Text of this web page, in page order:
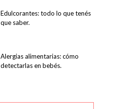
Edulcorantes: todo lo que tenés
que saber.
Alergias alimentarias: cómo
detectarlas en bebés.